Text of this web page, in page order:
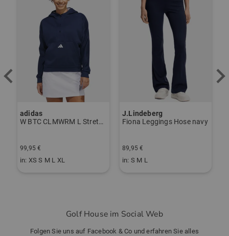
adidas
W BTC CLMWRM L Stretch Midlayer navy
99,95 €
in: XS S M L XL
J.Lindeberg
Fiona Leggings Hose navy
89,95 €
in: S M L
Golf House im Social Web
Folgen Sie uns auf Facebook & Co und erfahren Sie alles